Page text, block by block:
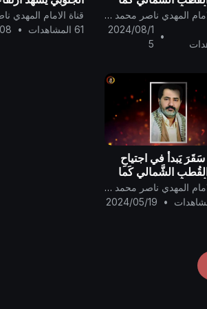
بالحقِّ لعَامِكم هذا قناة الامام المهدي ناصر محمد اليماني
•
2024/08/1
5
درجات الحرارة
الطبيعي خلال
61 المشاهدات
•
يَبدأُ في اجتياحِ
الشَّمالي كَما
بالحقِّ لعَامِكم هذا قناة الامام المهدي ناصر محمد اليماني
•
2024/05/19